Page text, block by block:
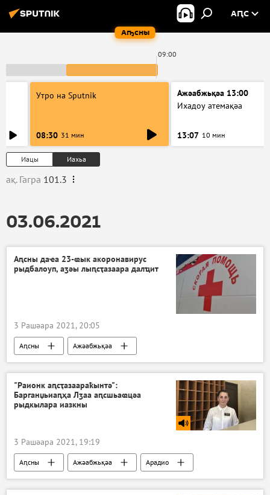
Аҧсны
АԤС
09:00
Утро на Sputnik
08:30 31 мин
Ажәабжьқәа 13:00
Ихадоу атемақәа
13:07 10 мин
Иацы Иахьа
ақ. Гагра 101.3
03.06.2021
Аԥсны даҽа 23-ҩык акоронавирус
рыдбалоуп, аӡәы лыԥсҭазаара далҵит
3 Рашәара 2021, 20:05
Аԥсны
Ажәабжьқәа
Акоронавирус адунеи аҿы
"Раионк аԥсҭазаараҟынтә":
Барганџьиаԥҳа Лӡаа аԥсшьаҩцәа
рыдкылара иазкны
3 Рашәара 2021, 19:19
Аԥсны Ажәабжьқәа Арадио